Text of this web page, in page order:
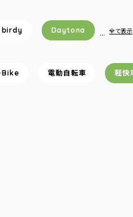
birdy Daytona … 全て表示
電動自転車 軽快